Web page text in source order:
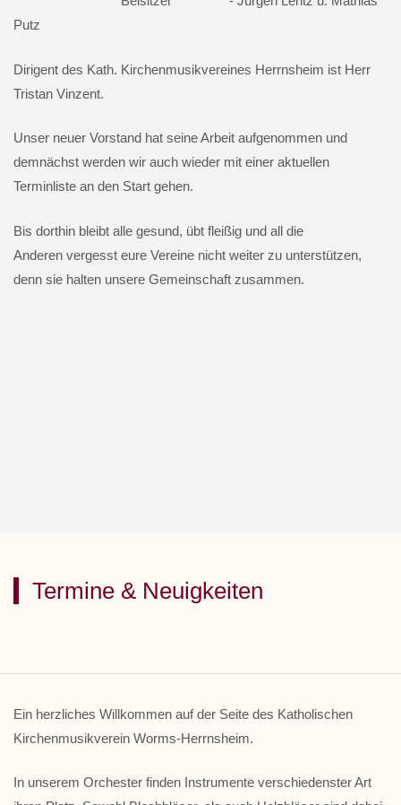
Putz
Dirigent des Kath. Kirchenmusikvereines Herrnsheim ist Herr
Tristan Vinzent.
Unser neuer Vorstand hat seine Arbeit aufgenommen und
demnächst werden wir auch wieder mit einer aktuellen
Terminliste an den Start gehen.
Bis dorthin bleibt alle gesund, übt fleißig und all die
Anderen vergesst eure Vereine nicht weiter zu unterstützen,
denn sie halten unsere Gemeinschaft zusammen.
Termine & Neuigkeiten
Ein herzliches Willkommen auf der Seite des Katholischen
Kirchenmusikverein Worms-Herrnsheim.
In unserem Orchester finden Instrumente verschiedenster Art